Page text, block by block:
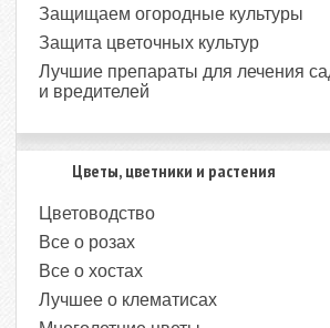
Защищаем огородные культуры
Защита цветочных культур
Лучшие препараты для лечения
и вредителей
Цветы, цветники и растения
Цветоводство
Все о розах
Все о хостах
Лучшее о клематисах